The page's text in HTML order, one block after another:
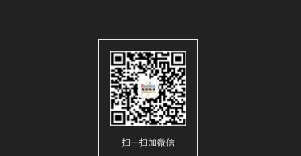
扫一扫加微信